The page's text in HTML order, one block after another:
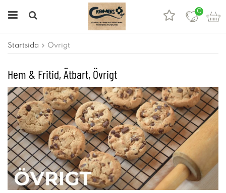
0
Startsida Övrigt
Hem & Fritid, Ätbart, Övrigt